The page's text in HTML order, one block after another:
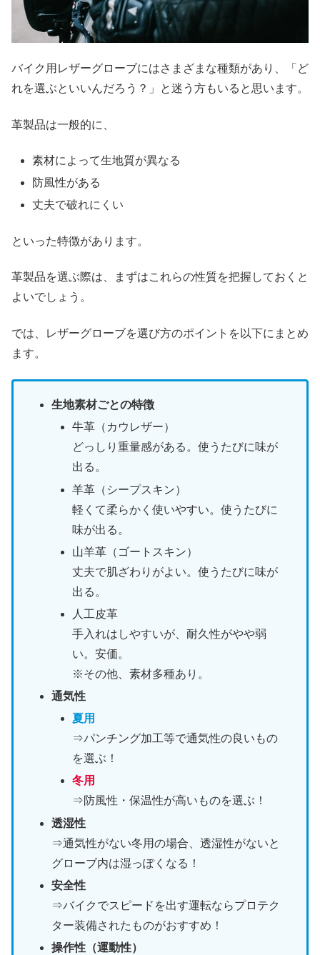
バイク用レザーグローブにはさまざまな種類があり、「ど
れを選ぶといいんだろう？」と迷う方もいると思います。
革製品は一般的に、
素材によって生地質が異なる
防風性がある
丈夫で破れにくい
といった特徴があります。
革製品を選ぶ際は、まずはこれらの性質を把握しておくと
よいでしょう。
では、レザーグローブを選び方のポイントを以下にまとめ
ます。
生地素材ごとの特徴
牛革（カウレザー）
どっしり重量感がある。使うたびに味が
出る。
羊革（シープスキン）
軽くて柔らかく使いやすい。使うたびに
味が出る。
山羊革（ゴートスキン）
丈夫で肌ざわりがよい。使うたびに味が
出る。
人工皮革
手入れはしやすいが、耐久性がやや弱
い。安価。
※その他、素材多種あり。
通気性
夏用
⇒パンチング加工等で通気性の良いもの
を選ぶ！
冬用
⇒防風性・保温性が高いものを選ぶ！
透湿性
⇒通気性がない冬用の場合、透湿性がないと
グローブ内は湿っぽくなる！
安全性
⇒バイクでスピードを出す運転ならプロテク
ター装備されたものがおすすめ！
操作性（運動性）